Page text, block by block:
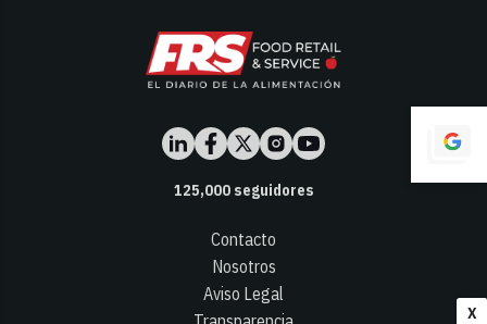
X
125,000seguidores
Contacto
Nosotros
Aviso Legal